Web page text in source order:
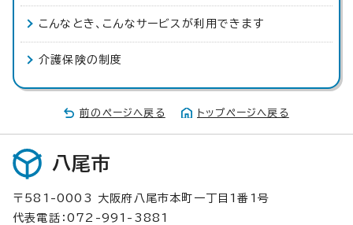
こんなとき、こんなサービスが利用できます
介護保険の制度
前のページへ戻る トップページへ戻る
八尾市
〒581-0003 大阪府八尾市本町一丁目1番1号
代表電話：072-991-3881